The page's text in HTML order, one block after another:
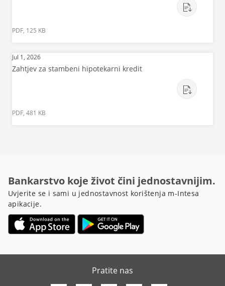
PDF, 125 KB
Jul 1, 2026
Zahtjev za stambeni hipotekarni kredit
PDF, 481 KB
Bankarstvo koje život čini jednostavnijim.
Uvjerite se i sami u jednostavnost korištenja m-Intesa
apikacije.
Pratite nas